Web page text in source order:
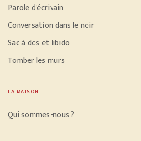
Parole d'écrivain
Conversation dans le noir
Sac à dos et libido
Tomber les murs
LA MAISON
Qui sommes-nous ?